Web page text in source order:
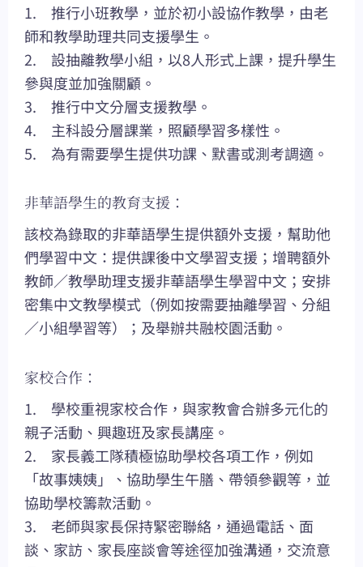
1. 推行小班教學，並於初小設協作教學，由老
師和教學助理共同支援學生。
2. 設抽離教學小組，以8人形式上課，提升學生
參與度並加強關顧。
3. 推行中文分層支援教學。
4. 主科設分層課業，照顧學習多樣性。
5. 為有需要學生提供功課、默書或測考調適。
非華語學生的教育支援：
該校為錄取的非華語學生提供額外支援，幫助他
們學習中文：提供課後中文學習支援；增聘額外
教師／教學助理支援非華語學生學習中文；安排
密集中文教學模式（例如按需要抽離學習、分組
／小組學習等）；及舉辦共融校園活動。
家校合作：
1. 學校重視家校合作，與家教會合辦多元化的
親子活動、興趣班及家長講座。
2. 家長義工隊積極協助學校各項工作，例如
「故事姨姨」、協助學生午膳、帶領參觀等，並
協助學校籌款活動。
3. 老師與家長保持緊密聯絡，通過電話、面
談、家訪、家長座談會等途徑加強溝通，交流意